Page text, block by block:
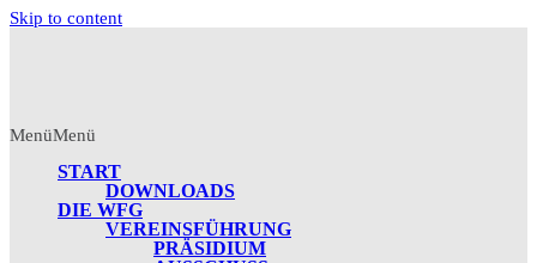
Skip to content
MenüMenü
START
DOWNLOADS
DIE WFG
VEREINSFÜHRUNG
PRÄSIDIUM